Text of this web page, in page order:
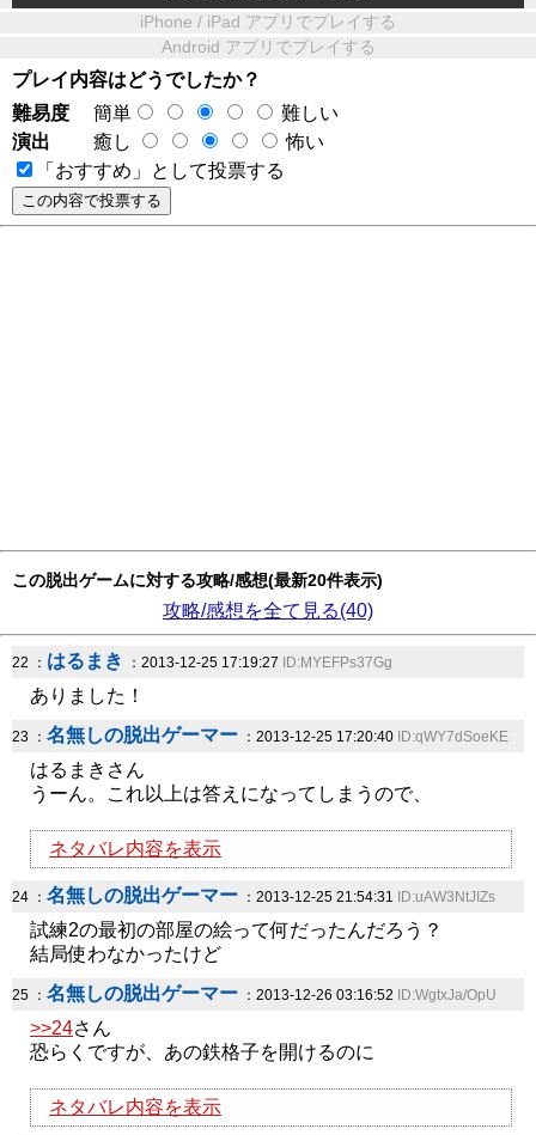
iPhone / iPad アプリでプレイする
Android アプリでプレイする
プレイ内容はどうでしたか？
難易度
簡単
難しい
演出
癒し
怖い
「おすすめ」として投票する
この脱出ゲームに対する攻略/感想(最新20件表示)
攻略/感想を全て見る(40)
22 ： はるまき ：2013-12-25 17:19:27 ID:MYEFPs37Gg
ありました！
23 ： 名無しの脱出ゲーマー ：2013-12-25 17:20:40 ID:qWY7dSoeKE
はるまきさん
うーん。これ以上は答えになってしまうので、
ネタバレ内容を表示
24 ： 名無しの脱出ゲーマー ：2013-12-25 21:54:31 ID:uAW3NtJIZs
試練2の最初の部屋の絵って何だったんだろう？
結局使わなかったけど
25 ： 名無しの脱出ゲーマー ：2013-12-26 03:16:52 ID:WgtxJa/OpU
>>24さん
恐らくですが、あの鉄格子を開けるのに
ネタバレ内容を表示